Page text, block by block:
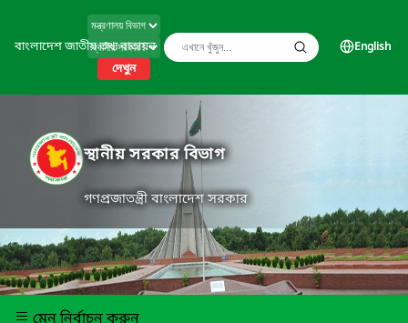
বাংলাদেশ জাতীয় তথ্য বাতায়ন
দেখুন
English
স্থানীয় সরকার বিভাগ
গণপ্রজাতন্ত্রী বাংলাদেশ সরকার